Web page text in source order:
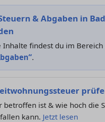
& Abgaben in
Inhalte findest du im Bereich
.
betroffen ist & wie hoch die
kann. Jetzt lesen